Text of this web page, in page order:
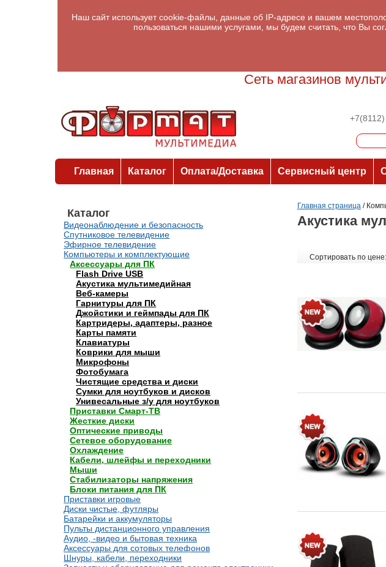
Наш сайт использует cookie-файлы, данные об IP-адресе и вашем
пользоваться нашими услугами, мы будем считать, что Вы
Сеть магазинов
+7(8112)
Главная Каталог Оплата/Доставка Сервисный центр
Каталог
Видеонаблюдение и безопасность
Спутниковое телевидение
Эфирное телевидение
Компьютеры и комплектующие
Аксессуары для ПК
Flash Drive USB
Акустика мультимедийная
Веб-камеры
Гарнитуры для ПК
Джойстики и геймпады для ПК
Картридеры, адаптеры, разное
Карты памяти
Клавиатуры
Коврики для мыши
Микрофоны
Фотобумага
Чистящие средства и диски
Сумки для ноутбуков и дисков
Унивесальные з/у для ноутбуков
Приставки Смарт-ТВ
Жесткие диски
Оптические приводы
Сетевое оборудование
Охлаждение
Кабели, шлейфы и переходники
Мыши
Стабилизаторы напряжения
Блоки питания для ПК
Приставки игровые
Диски чистые, футляры
Батарейки и аккумуляторы
Пульты дистанционного управления
Аудио, -видео и бытовая техника
Аксессуары для сотовых телефонов
Шнуры, кабели, переходники
Главная страница/
Акустика
Сортировать по цене: